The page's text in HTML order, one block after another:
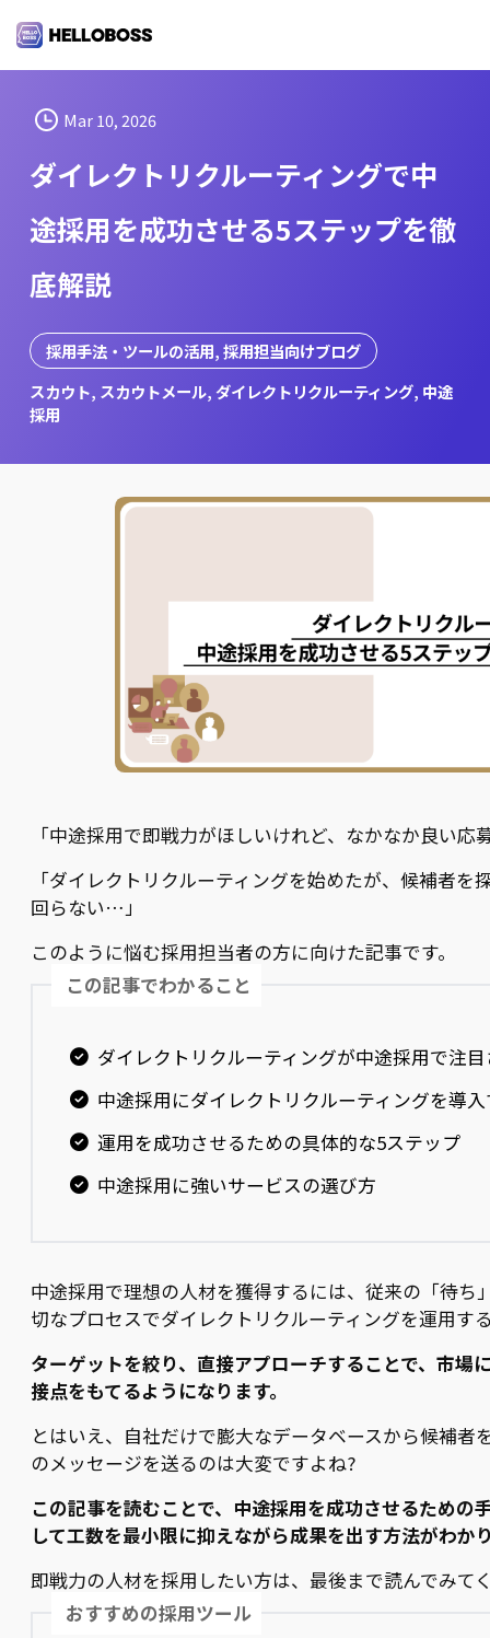
i
Mar 10, 2026
ダイレクトリクルーティングで中
途採用を成功させる5ステップを徹
底解説
採用手法・ツールの活用, 採用担当向けブログ
スカウト, スカウトメール, ダイレクトリクルーティング, 中途
採用
「中途採用で即戦力がほしいけれど、なかなか良い
「ダイレクトリクルーティングを始めたが、候補者を
回らない…」
このように悩む採用担当者の方に向けた記事です。
この記事でわかること
ダイレクトリクルーティングが中途採用で注
中途採用にダイレクトリクルーティングを導
運用を成功させるための具体的な5ステップ
中途採用に強いサービスの選び方
中途採用で理想の人材を獲得するには、従来の「待ち
切なプロセスでダイレクトリクルーティングを運用す
ターゲットを絞り、直接アプローチすることで、市場
接点をもてるようになります。
とはいえ、自社だけで膨大なデータベースから候補者
のメッセージを送るのは大変ですよね?
この記事を読むことで、中途採用を成功させるための
して工数を最小限に抑えながら成果を出す方法がわか
即戦力の人材を採用したい方は、最後まで読んでみて
おすすめの採用ツール